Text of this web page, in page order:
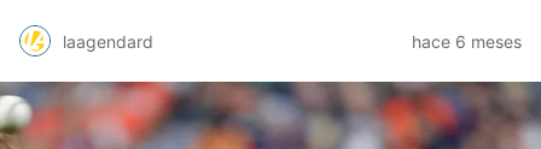
laagendard hace 6 meses